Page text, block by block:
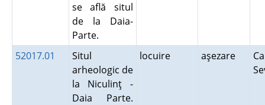
se află situl
de la Daia-
Parte.
52017.01
Situl
arheologic de
la Niculinţ -
Daia Parte.
locuire aşezare